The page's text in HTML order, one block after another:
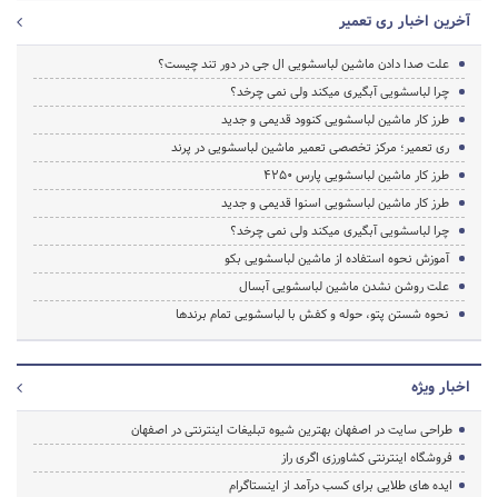
آخرین اخبار ری تعمیر
علت صدا دادن ماشین لباسشویی ال جی در دور تند چیست؟
چرا لباسشویی آبگیری میکند ولی نمی چرخد؟
طرز کار ماشین لباسشویی کنوود قدیمی و جدید
ری تعمیر؛ مرکز تخصصی تعمیر ماشین لباسشویی در پرند
طرز کار ماشین لباسشویی پارس 4250
طرز کار ماشین لباسشویی اسنوا قدیمی و جدید
چرا لباسشویی آبگیری میکند ولی نمی چرخد؟
آموزش نحوه استفاده از ماشین لباسشویی بکو
علت روشن نشدن ماشین لباسشویی آبسال
نحوه شستن پتو، حوله و کفش با لباسشویی تمام برندها
اخبار ویژه
طراحی سایت در اصفهان بهترین شیوه تبلیغات اینترنتی در اصفهان
فروشگاه اینترنتی کشاورزی اگری راز
ایده های طلایی برای کسب درآمد از اینستاگرام